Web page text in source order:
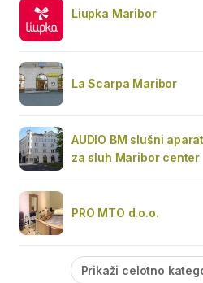
Liupka Maribor
La Scarpa Maribor
AUDIO BM slušni
za sluh Maribor center
PRO MTO d.o.o.
Prikaži celotno